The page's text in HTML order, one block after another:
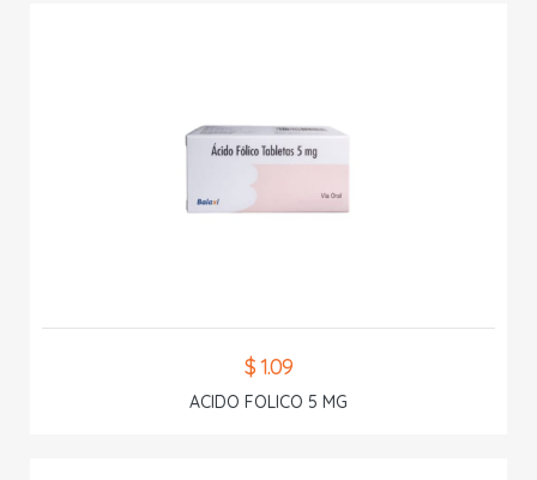
$ 1.09
ACIDO FOLICO 5 MG